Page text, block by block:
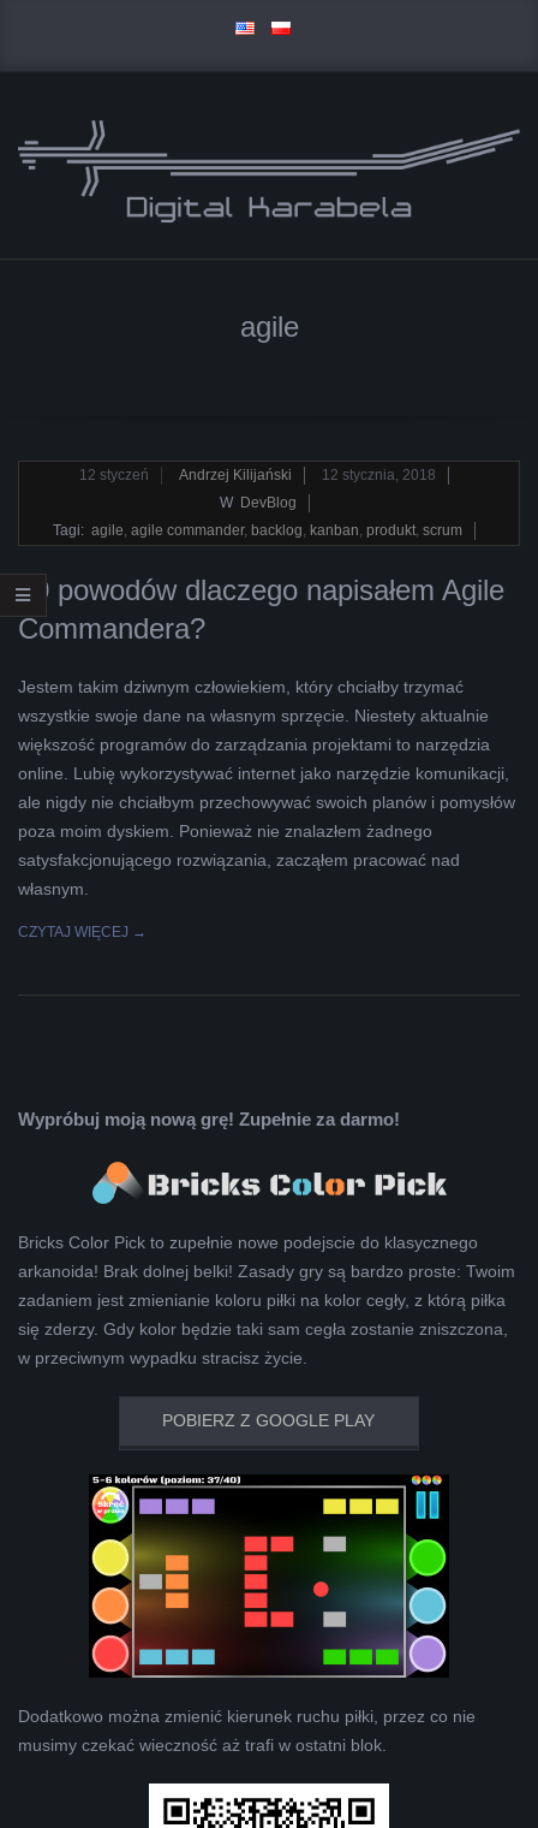
content
D
T
A
L
K
A
R
A
B
E
L
agile
12 styczeń Andrzej Kilijański
12 stycznia, 2018
W
DevBlog
Tagi: agile, agile commander, backlog, kanban, produkt, scrum
10 powodów dlaczego napisałem Agile
Commandera?
Jestem takim dziwnym człowiekiem, który chciałby trzymać
wszystkie swoje dane na własnym sprzęcie. Niestety aktualnie
większość programów do zarządzania projektami to narzędzia
online. Lubię wykorzystywać internet jako narzędzie komunikacji,
ale nigdy nie chciałbym przechowywać swoich planów i pomysłów
poza moim dyskiem. Ponieważ nie znalazłem żadnego
satysfakcjonującego rozwiązania, zacząłem pracować nad
własnym.
CZYTAJ WIĘCEJ →
Wypróbuj moją nową grę! Zupełnie za darmo!
Bricks Color Pick to zupełnie nowe podejscie do klasycznego
arkanoida! Brak dolnej belki! Zasady gry są bardzo proste: Twoim
zadaniem jest zmienianie koloru piłki na kolor cegły, z którą piłka
się zderzy. Gdy kolor będzie taki sam cegła zostanie zniszczona,
w przeciwnym wypadku stracisz życie.
POBIERZ Z GOOGLE PLAY
Dodatkowo można zmienić kierunek ruchu piłki, przez co nie
musimy czekać wieczność aż trafi w ostatni blok.